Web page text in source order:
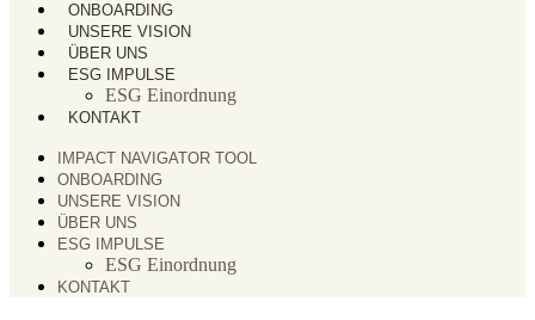
ONBOARDING
UNSERE VISION
ÜBER UNS
ESG IMPULSE
ESG Einordnung
KONTAKT
IMPACT NAVIGATOR TOOL
ONBOARDING
UNSERE VISION
ÜBER UNS
ESG IMPULSE
ESG Einordnung
KONTAKT